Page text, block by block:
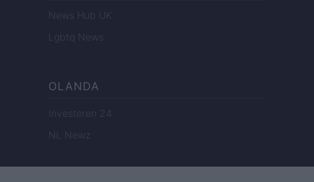
News Hub UK
Lgbtq News
OLANDA
Investeren 24
NL Newz